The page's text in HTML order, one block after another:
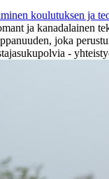
koulutuksen ja
ja kanadalainen
joka
-